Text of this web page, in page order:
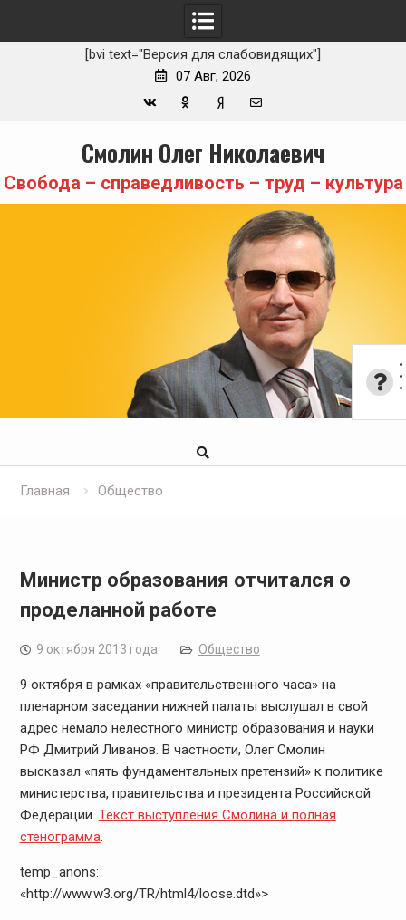
[bvi text="Версия для слабовидящих"]
07 Авг, 2026
Zen
mail
content
Смолин Олег Николаевич
Свобода – справедливость – труд – культура
Главная Общество
Министр образования отчитался о
проделанной работе
9 октября 2013 года Общество
9 октября в рамках «правительственного часа» на
пленарном заседании нижней палаты выслушал в свой
адрес немало нелестного министр образования и науки
РФ Дмитрий Ливанов. В частности, Олег Смолин
высказал «пять фундаментальных претензий» к политике
министерства, правительства и президента Российской
Федерации. Текст выступления Смолина и полная
стенограмма.
temp_anons:
«http://www.w3.org/TR/html4/loose.dtd»>